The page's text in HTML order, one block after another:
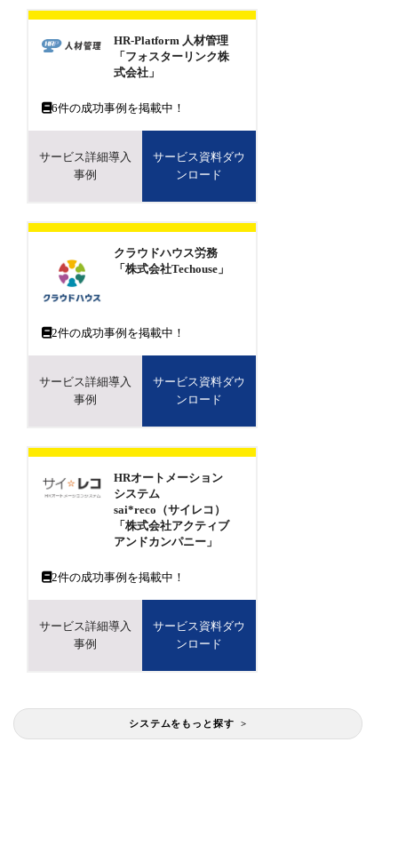
HR-Platform 人材管理
「フォスターリンク株
式会社」
6件の成功事例を掲載中！
サービス詳細導入
事例
サービス資料ダウ
ンロード
クラウドハウス労務
「株式会社Techouse」
2件の成功事例を掲載中！
サービス詳細導入
事例
サービス資料ダウ
ンロード
HRオートメーション
システム
sai*reco（サイレコ）
「株式会社アクティブ
アンドカンパニー」
2件の成功事例を掲載中！
サービス詳細導入
事例
サービス資料ダウ
ンロード
システムをもっと探す >